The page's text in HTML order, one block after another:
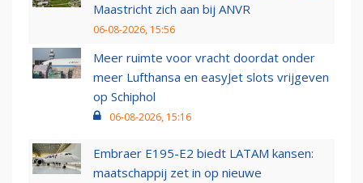
Maastricht zich aan bij ANVR
06-08-2026, 15:56
Meer ruimte voor vracht doordat onder
meer Lufthansa en easyJet slots vrijgeven
op Schiphol
06-08-2026, 15:16
Embraer E195-E2 biedt LATAM kansen:
maatschappij zet in op nieuwe